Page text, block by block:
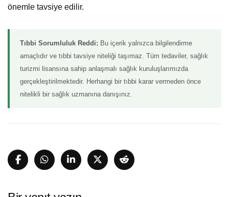
önemle tavsiye edilir.
Tıbbi Sorumluluk Reddi: Bu içerik yalnızca bilgilendirme
amaçlıdır ve tıbbi tavsiye niteliği taşımaz. Tüm tedaviler, sağlık
turizmi lisansına sahip anlaşmalı sağlık kuruluşlarımızda
gerçekleştirilmektedir. Herhangi bir tıbbi karar vermeden önce
nitelikli bir sağlık uzmanına danışınız.